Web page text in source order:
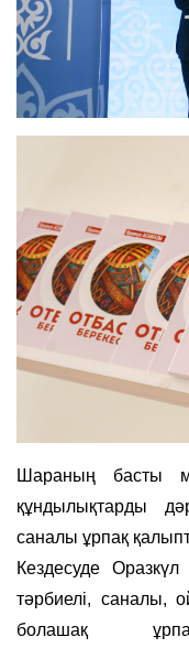
Шараның басты
құндылықтарды
саналы ұрпақ
Кездесуде Оразкүл
тәрбиелі, саналы,
болашақ